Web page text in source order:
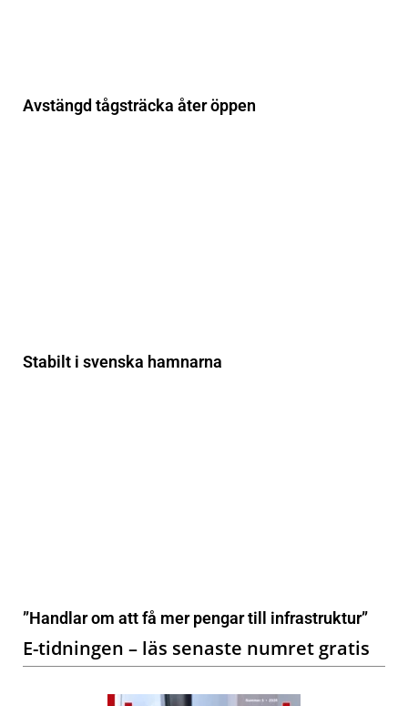
Avstängd tågsträcka åter öppen
Stabilt i svenska hamnarna
”Handlar om att få mer pengar till infrastruktur”
E-tidningen – läs senaste numret gratis